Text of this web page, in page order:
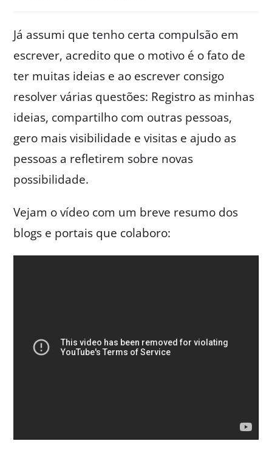
Já assumi que tenho certa compulsão em
escrever, acredito que o motivo é o fato de
ter muitas ideias e ao escrever consigo
resolver várias questões: Registro as minhas
ideias, compartilho com outras pessoas,
gero mais visibilidade e visitas e ajudo as
pessoas a refletirem sobre novas
possibilidade.
Vejam o vídeo com um breve resumo dos
blogs e portais que colaboro: